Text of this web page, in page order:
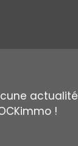
actualité
!